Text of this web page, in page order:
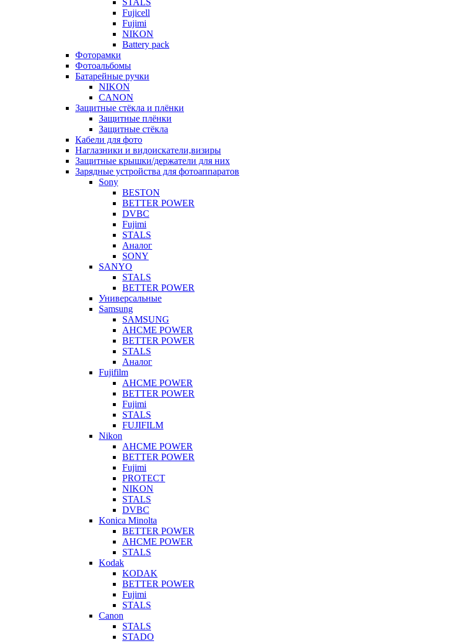
STALS
Fujicell
Fujimi
NIKON
Battery pack
Фоторамки
Фотоальбомы
Батарейные ручки
NIKON
CANON
Защитные стёкла и плёнки
Защитные плёнки
Защитные стёкла
Кабели для фото
Наглазники и видоискатели,визиры
Защитные крышки/держатели для них
Зарядные устройства для фотоаппаратов
Sony
BESTON
BETTER POWER
DVBC
Fujimi
STALS
Аналог
SONY
SANYO
STALS
BETTER POWER
Универсальные
Samsung
SAMSUNG
AHCME POWER
BETTER POWER
STALS
Аналог
Fujifilm
AHCME POWER
BETTER POWER
Fujimi
STALS
FUJIFILM
Nikon
AHCME POWER
BETTER POWER
Fujimi
PROTECT
NIKON
STALS
DVBC
Konica Minolta
BETTER POWER
AHCME POWER
STALS
Kodak
KODAK
BETTER POWER
Fujimi
STALS
Canon
STALS
STADO